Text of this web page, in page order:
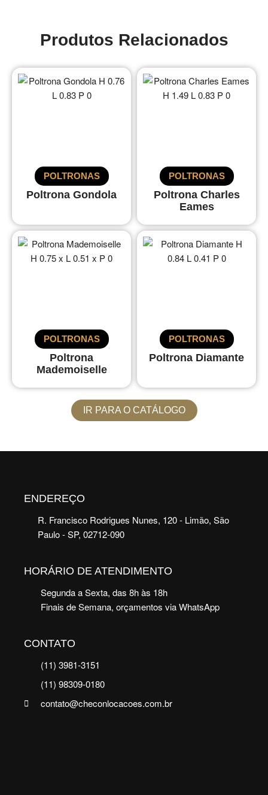
Produtos Relacionados
Poltrona Gondola
POLTRONAS
Poltrona Charles
Eames
POLTRONAS
Poltrona
Mademoiselle
POLTRONAS
Poltrona Diamante
POLTRONAS
IR PARA O CATÁLOGO
CONTATO
(11) 3981-3151
(11) 98309-0180
contato@checonlocacoes.com.br
HORÁRIO DE ATENDIMENTO
Segunda a Sexta, das 8h às 18h
Finais de Semana, orçamentos via WhatsApp
ENDEREÇO
R. Francisco Rodrigues Nunes, 120 - Limão, São
Paulo - SP, 02712-090